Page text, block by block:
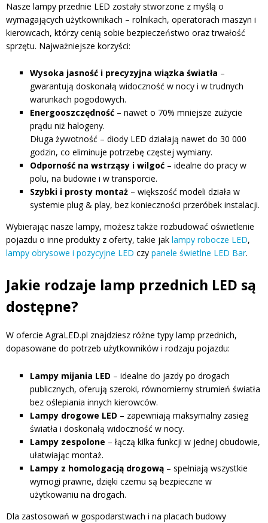
Nasze lampy przednie LED zostały stworzone z myślą o
wymagających użytkownikach – rolnikach, operatorach maszyn i
kierowcach, którzy cenią sobie bezpieczeństwo oraz trwałość
sprzętu. Najważniejsze korzyści:
Wysoka jasność i precyzyjna wiązka światła –
gwarantują doskonałą widoczność w nocy i w trudnych
warunkach pogodowych.
Energooszczędność – nawet o 70% mniejsze zużycie
prądu niż halogeny.
Długa żywotność – diody LED działają nawet do 30 000
godzin, co eliminuje potrzebę częstej wymiany.
Odporność na wstrząsy i wilgoć – idealne do pracy w
polu, na budowie i w transporcie.
Szybki i prosty montaż – większość modeli działa w
systemie plug & play, bez konieczności przeróbek instalacji.
Wybierając nasze lampy, możesz także rozbudować oświetlenie
pojazdu o inne produkty z oferty, takie jak lampy robocze LED,
lampy obrysowe i pozycyjne LED czy panele świetlne LED Bar.
Jakie rodzaje lamp przednich LED są
dostępne?
W ofercie AgraLED.pl znajdziesz różne typy lamp przednich,
dopasowane do potrzeb użytkowników i rodzaju pojazdu:
Lampy mijania LED – idealne do jazdy po drogach
publicznych, oferują szeroki, równomierny strumień światła
bez oślepiania innych kierowców.
Lampy drogowe LED – zapewniają maksymalny zasięg
światła i doskonałą widoczność w nocy.
Lampy zespolone – łączą kilka funkcji w jednej obudowie,
ułatwiając montaż.
Lampy z homologacją drogową – spełniają wszystkie
wymogi prawne, dzięki czemu są bezpieczne w
użytkowaniu na drogach.
Dla zastosowań w gospodarstwach i na placach budowy